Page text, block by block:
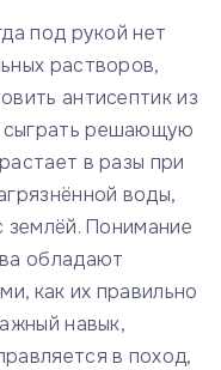
под рукой нет
растворов,
антисептик из
решающую
в разы при
воды,
землёй. Понимание
обладают
как их правильно
навык,
в поход,